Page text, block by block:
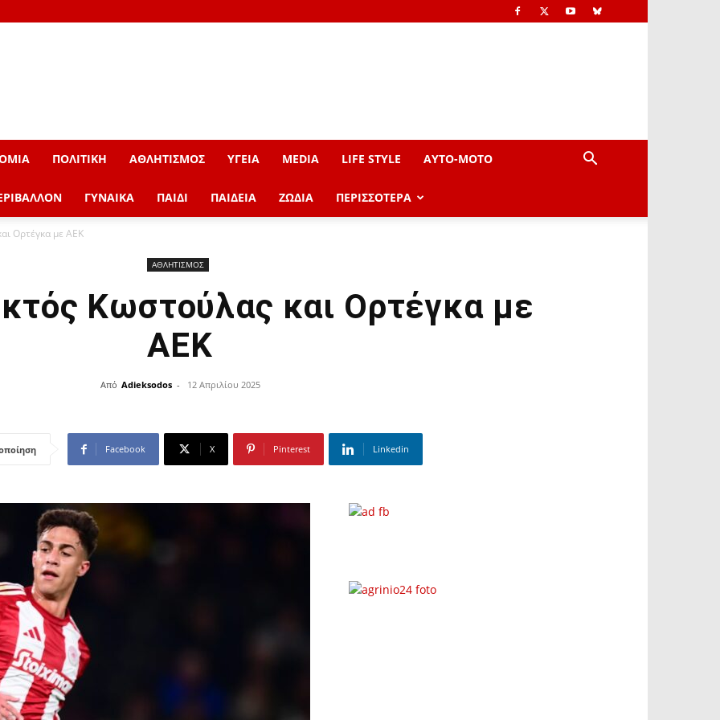
ΠΟΛΙΤΙΚΗ ΑΘΛΗΤΙΣΜΟΣ ΥΓΕΙΑ MEDIA LIFE STYLE AYTO-ΜOTO
ΓΥΝΑΙΚΑ ΠΑΙΔΙ ΠΑΙΔΕΙΑ ΖΩΔΙΑ ΠΕΡΙΣΣΟΤΕΡΑ
Ορτέγκα με ΑΕΚ
ΑΘΛΗΤΙΣΜΟΣ
Κωστούλας και Ορτέγκα με
ΑΕΚ
Από Adieksodos - 12 Απριλίου 2025
Facebook X Pinterest Linkedin